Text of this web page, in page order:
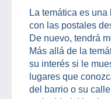
La temática es
con las postales
De nuevo, tendrá
Más allá de la
su interés si le
lugares que
del barrio o su